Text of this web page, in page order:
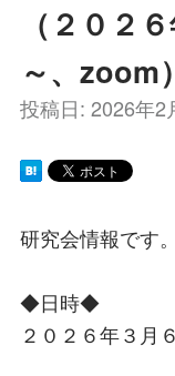
（２０２
～、zoom）
投稿日: 2026年2
研究会情報です。
◆日時◆
２０２６年３月